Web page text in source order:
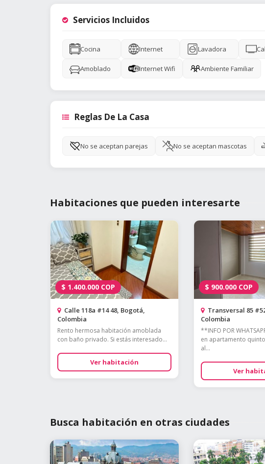
Servicios Incluidos
Cocina Internet Lavadora
Amoblado Internet Wifi Ambiente Familiar
Reglas De La Casa
No se aceptan parejas No se aceptan mascotas
Habitaciones que pueden interesarte
$ 1.400.000 COP
Calle 118a #14 48, Bogotá,
Colombia
Rento hermosa habitación amoblada
con baño privado. Si estás interesado...
Ver habitación
$ 900.000 COP
Transversal 85
Colombia
**INFO POR
en apartamento
al...
Ver
Busca habitación en otras ciudades